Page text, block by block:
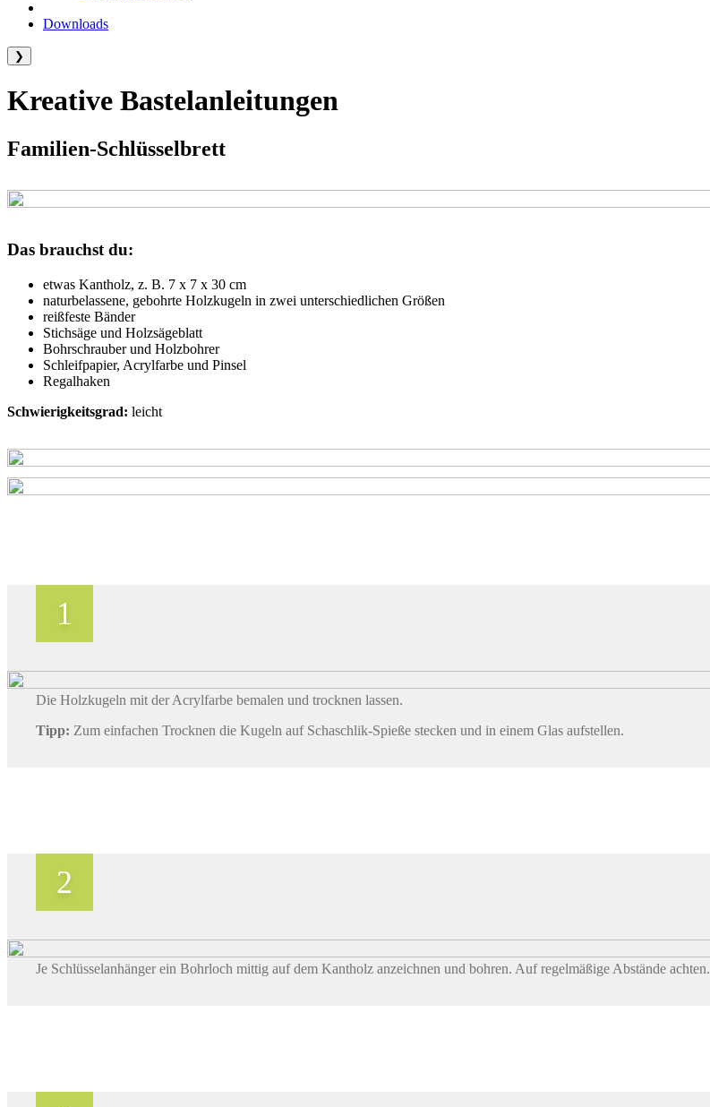
Downloads
❯
Kreative Bastelanleitungen
Familien-Schlüsselbrett
Das brauchst du:
etwas Kantholz, z. B. 7 x 7 x 30 cm
naturbelassene, gebohrte Holzkugeln in zwei unterschiedlichen Größen
reißfeste Bänder
Stichsäge und Holzsägeblatt
Bohrschrauber und Holzbohrer
Schleifpapier, Acrylfarbe und Pinsel
Regalhaken
Schwierigkeitsgrad: leicht
Die Holzkugeln mit der Acrylfarbe bemalen und trocknen lassen.
Tipp: Zum einfachen Trocknen die Kugeln auf Schaschlik-Spieße stecken und in einem Glas aufstellen.
Je Schlüsselanhänger ein Bohrloch mittig auf dem Kantholz anzeichnen und bohren. Auf regelmäßige Abstände achten.